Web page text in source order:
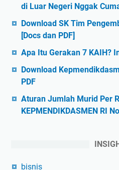
di Luar Negeri Nggak
Download SK Tim
[Docs dan PDF]
Apa Itu Gerakan 7 KAIH?
Download
PDF
Aturan Jumlah Murid Per
KEPMENDIKDASMEN RI
bisnis